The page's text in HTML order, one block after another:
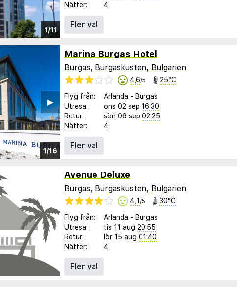
1/11
Nätter:
4
Fler val
1/16
▶︎
Marina Burgas Hotel
Burgas, Burgaskusten, Bulgarien
4,6/5 25°C
Flyg från: Arlanda - Burgas
Utresa:
ons 02 sep 16:30
Retur:
sön 06 sep 02:25
Nätter:
4
Fler val
Avenue Deluxe
Burgas, Burgaskusten, Bulgarien
4,1 /5 30°C
Flyg från: Arlanda - Burgas
Utresa:
tis 11 aug 20:55
Retur:
lör 15 aug 01:40
Nätter:
4
Fler val